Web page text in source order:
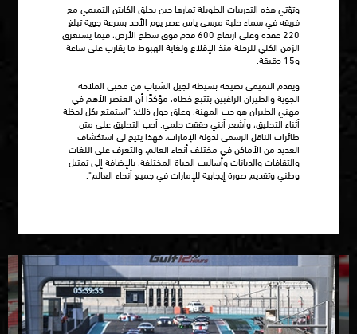
وتؤتي هذه التدريبات الطويلة ثمارها حين يحلق الكابتن التميمي مع
فريقه في سماء حلبة مرسى ياس عصر يوم الأحد بسرعة جوية تبلغ
220 عقدة وعلى ارتفاع 600 قدم فوق سطح الأرض، فيما يستغرق
الزمن الكلي للرحلة منذ الإقلاع ولغاية الهبوط ما يقارب على ساعة
و15 دقيقة.
ويقدم التميمي نصيحة بسيطة لجيل الشباب من محبي الملاحة
الجوية والطيران الراغبين بتتبع خطاه، مؤكدًا أن العنصر الأهم في
مهني الطيران هو حب المهنة، وعلق حول ذلك: "استمتع بكل لحظة
أثناء التحليق، وأشعر أنني حققت حلمي. أحب التحليق على متن
طائرات الناقل الرسمي لدولة الإمارات، فهذا يتيح لي استكشاف
العديد من الأماكن في مختلف أنحاء العالم، والتعرف على اللغات
والثقافات والديانات وأساليب الحياة المختلفة، بالإضافة إلى تمثيل
وطني وتقديم صورة إيجابية للإمارات في جميع أنحاء العالم".